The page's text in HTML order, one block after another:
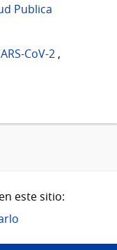
Publica
CoV-2 ,
este sitio: